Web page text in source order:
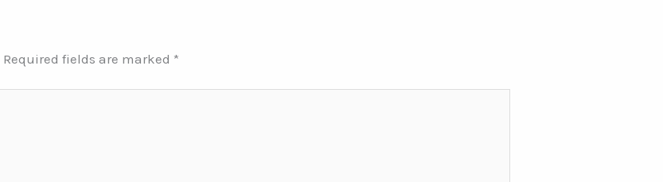
Required fields are marked *